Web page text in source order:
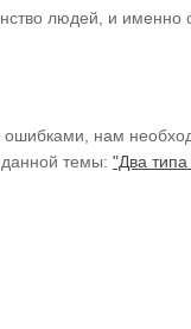
людей, и именно
ошибками, нам
темы: "Два типа